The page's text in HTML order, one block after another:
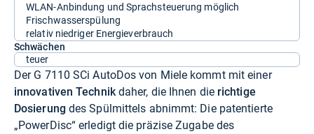
WLAN-Anbindung und Sprachsteuerung möglich
Frischwasserspülung
relativ niedriger Energieverbrauch
Schwächen
teuer
Der G 7110 SCi AutoDos von Miele kommt mit einer
innovativen Technikdaher, die Ihnen die richtige
Dosierung des Spülmittels abnimmt: Die patentierte
„PowerDisc“ erledigt die präzise Zugabe des